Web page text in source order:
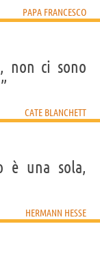
PAPA FRANCESCO
non ci sono
CATE BLANCHETT
è una sola,
HERMANN HESSE